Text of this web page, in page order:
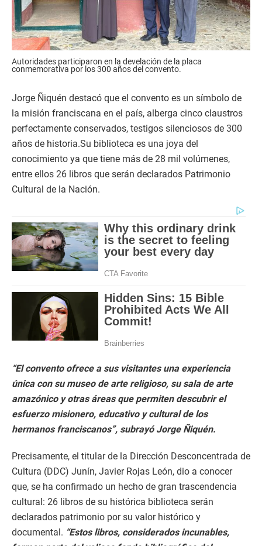
Autoridades participaron en la develación de la placa
conmemorativa por los 300 años del convento.
Jorge Ñiquén destacó que el convento es un símbolo de
la misión franciscana en el país, alberga cinco claustros
perfectamente conservados, testigos silenciosos de 300
años de historia.Su biblioteca es una joya del
conocimiento ya que tiene más de 28 mil volúmenes,
entre ellos 26 libros que serán declarados Patrimonio
Cultural de la Nación.
“El convento ofrece a sus visitantes una experiencia
única con su museo de arte religioso, su sala de arte
amazónico y otras áreas que permiten descubrir el
esfuerzo misionero, educativo y cultural de los
hermanos franciscanos”, subrayó Jorge Ñiquén.
Precisamente, el titular de la Dirección Desconcentrada de
Cultura (DDC) Junín, Javier Rojas León, dio a conocer
que, se ha confirmado un hecho de gran trascendencia
cultural: 26 libros de su histórica biblioteca serán
declarados patrimonio por su valor histórico y
documental. “Estos libros, considerados incunables,